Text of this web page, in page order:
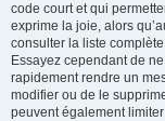
code court et qui
exprime la joie, alors
consulter la liste
Essayez cependant de
rapidement rendre un
modifier ou de le
peuvent également